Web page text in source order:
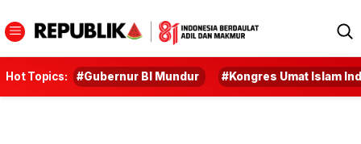
Hot Topics: #Gubernur BI Mundur #Kongres Umat Islam